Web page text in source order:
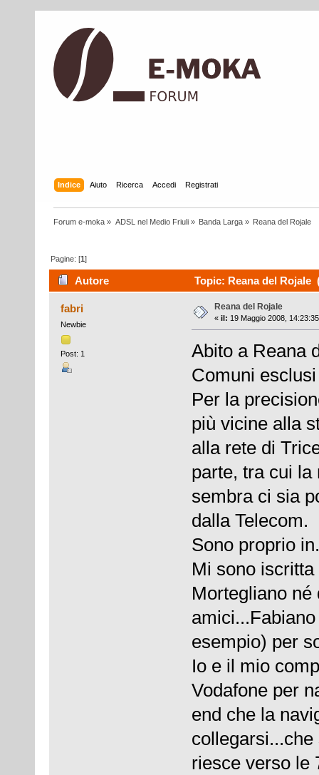
Indice Aiuto Ricerca Accedi Registrati
Forum e-moka » ADSL nel Medio Friuli» Banda Larga» Reana del Rojale
Pagine: [1]
Autore Topic: Reana del Rojale
fabri
Newbie
Post: 1
Reana del Rojale
« il: 19 Maggio 2008,
Abito a Reana
Comuni
Per la
più vicine alla
alla rete di
parte, tra cui
sembra ci sia
dalla Telecom.
Sono proprio
Mi sono
Mortegliano
esempio) per
Io e il mio
Vodafone per
end che la
riesce verso le